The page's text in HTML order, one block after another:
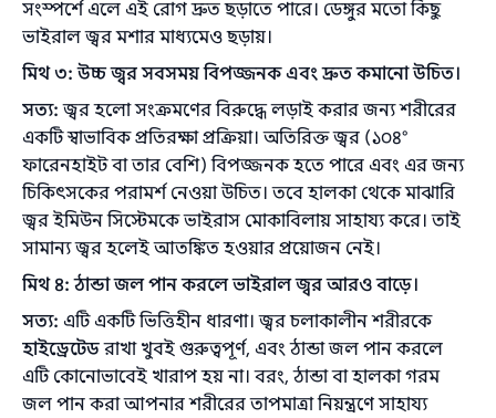
সংস্পর্শে এলে এই রোগ দ্রুত ছড়াতে পারে। ডেঙ্গুর মতো কিছু
ভাইরাল জ্বর মশার মাধ্যমেও ছড়ায়।
মিথ ৩: উচ্চ জ্বর সবসময় বিপজ্জনক এবং দ্রুত কমানো উচিত।
সত্য: জ্বর হলো সংক্রমণের বিরুদ্ধে লড়াই করার জন্য শরীরের
একটি স্বাভাবিক প্রতিরক্ষা প্রক্রিয়া। অতিরিক্ত জ্বর (১০৪°
ফারেনহাইট বা তার বেশি) বিপজ্জনক হতে পারে এবং এর জন্য
চিকিৎসকের পরামর্শ নেওয়া উচিত। তবে হালকা থেকে মাঝারি
জ্বর ইমিউন সিস্টেমকে ভাইরাস মোকাবিলায় সাহায্য করে। তাই
সামান্য জ্বর হলেই আতঙ্কিত হওয়ার প্রয়োজন নেই।
মিথ ৪: ঠান্ডা জল পান করলে ভাইরাল জ্বর আরও বাড়ে।
সত্য: এটি একটি ভিত্তিহীন ধারণা। জ্বর চলাকালীন শরীরকে
হাইড্রেটেডরাখা খুবই গুরুত্বপূর্ণ, এবং ঠান্ডা জল পান করলে
এটি কোনোভাবেই খারাপ হয় না। বরং, ঠান্ডা বা হালকা গরম
জল পান করা আপনার শরীরের তাপমাত্রা নিয়ন্ত্রণে সাহায্য